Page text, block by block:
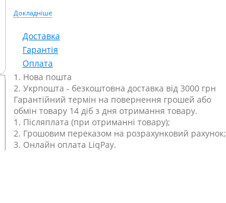
Докладніше
Доставка
Гарантія
Оплата
1. Нова пошта
2. Укрпошта - безкоштовна доставка від 3000 грн
Гарантійний термін на повернення грошей або
обмін товару 14 діб з дня отримання товару.
1. Післяплата (при отриманні товару);
2. Грошовим переказом на розрахунковий рахунок;
3. Онлайн оплата LiqPay.